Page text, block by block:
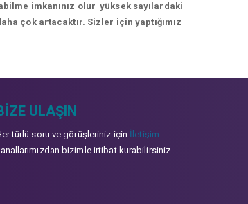
imkanınız olur yüksek sayılardaki
çok artacaktır. Sizler için yaptığımız
ULAŞIN
türlü soru ve görüşleriniz için İletişim
bizimle irtibat kurabilirsiniz.